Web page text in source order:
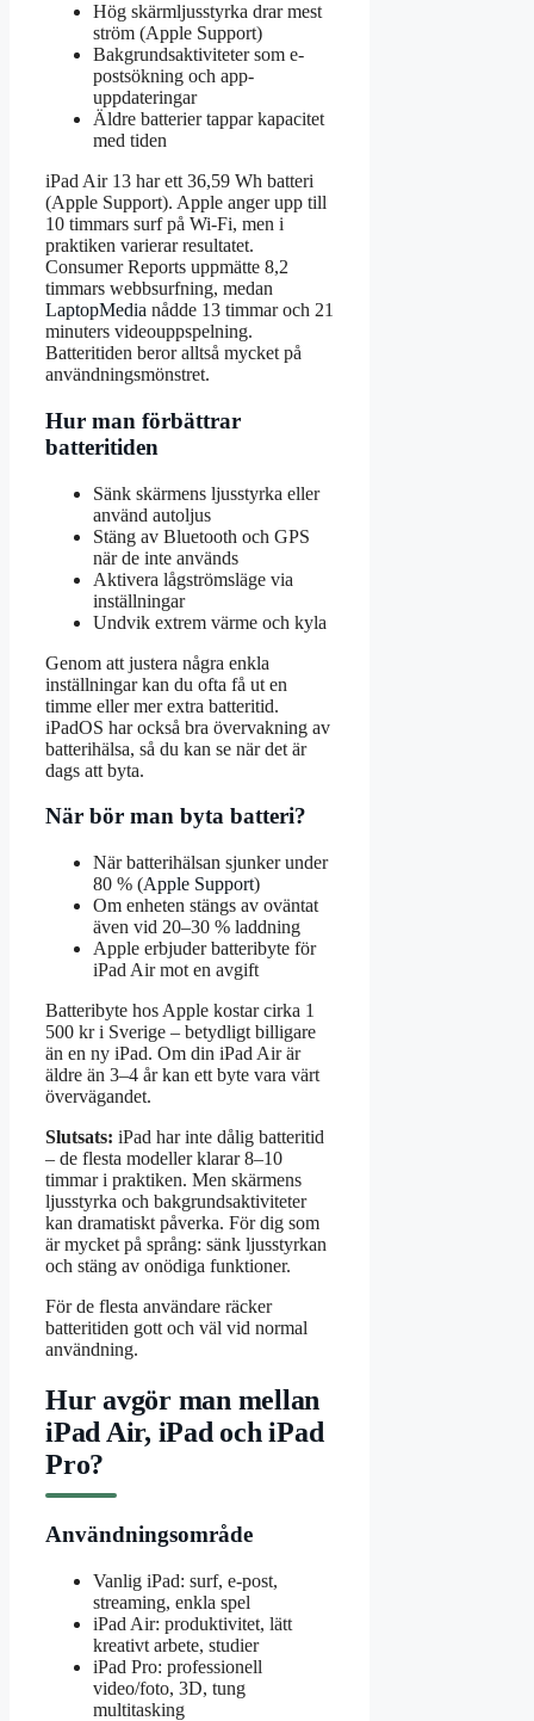
Hög skärmljusstyrka drar mest
ström (Apple Support)
Bakgrundsaktiviteter som e-
postsökning och app-
uppdateringar
Äldre batterier tappar kapacitet
med tiden
iPad Air 13 har ett 36,59 Wh batteri
(Apple Support). Apple anger upp till
10 timmars surf på Wi-Fi, men i
praktiken varierar resultatet.
Consumer Reports uppmätte 8,2
timmars webbsurfning, medan
LaptopMedia nådde 13 timmar och 21
minuters videouppspelning.
Batteritiden beror alltså mycket på
användningsmönstret.
Hur man förbättrar
batteritiden
Sänk skärmens ljusstyrka eller
använd autoljus
Stäng av Bluetooth och GPS
när de inte används
Aktivera lågströmsläge via
inställningar
Undvik extrem värme och kyla
Genom att justera några enkla
inställningar kan du ofta få ut en
timme eller mer extra batteritid.
iPadOS har också bra övervakning av
batterihälsa, så du kan se när det är
dags att byta.
När bör man byta batteri?
När batterihälsan sjunker under
80 % (Apple Support)
Om enheten stängs av oväntat
även vid 20–30 % laddning
Apple erbjuder batteribyte för
iPad Air mot en avgift
Batteribyte hos Apple kostar cirka 1
500 kr i Sverige – betydligt billigare
än en ny iPad. Om din iPad Air är
äldre än 3–4 år kan ett byte vara värt
övervägandet.
Slutsats: iPad har inte dålig batteritid
– de flesta modeller klarar 8–10
timmar i praktiken. Men skärmens
ljusstyrka och bakgrundsaktiviteter
kan dramatiskt påverka. För dig som
är mycket på språng: sänk ljusstyrkan
och stäng av onödiga funktioner.
För de flesta användare räcker
batteritiden gott och väl vid normal
användning.
Hur avgör man mellan
iPad Air, iPad och iPad
Pro?
Användningsområde
Vanlig iPad: surf, e-post,
streaming, enkla spel
iPad Air: produktivitet, lätt
kreativt arbete, studier
iPad Pro: professionell
video/foto, 3D, tung
multitasking